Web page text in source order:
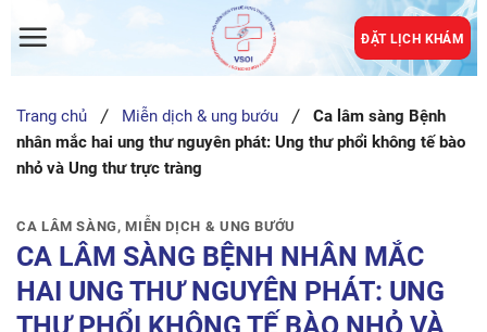
ĐẶT LỊCH KHÁM
Trang chủ Miễn dịch & ung bướu
Ca lâm sàng Bệnh
nhân mắc hai ung thư nguyên phát: Ung thư phổi không tế bào
nhỏ và Ung thư trực tràng
CA LÂM SÀNG ,MIỄN DỊCH & UNG BƯỚU
CA LÂM SÀNG BỆNH NHÂN MẮC
HAI UNG THƯ NGUYÊN PHÁT: UNG